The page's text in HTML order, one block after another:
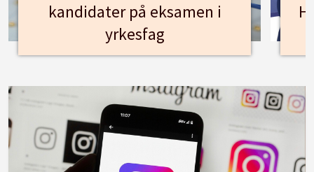
kandidater på eksamen i
yrkesfag